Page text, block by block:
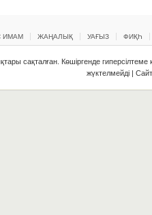
ИМАМ ЖАҢАЛЫҚ УАҒЫЗ ФИҚҺ
сақталған. Көшіргенде гиперсілтеме
жүктелмейді |